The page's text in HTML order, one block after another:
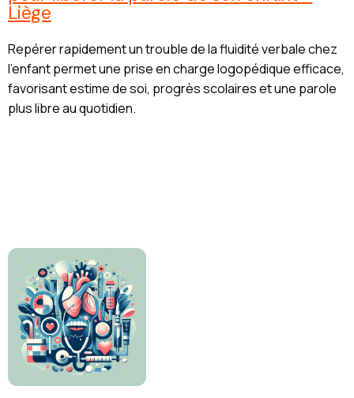
Liège
Repérer rapidement un trouble de la fluidité verbale chez
l’enfant permet une prise en charge logopédique efficace,
favorisant estime de soi, progrès scolaires et une parole
plus libre au quotidien.